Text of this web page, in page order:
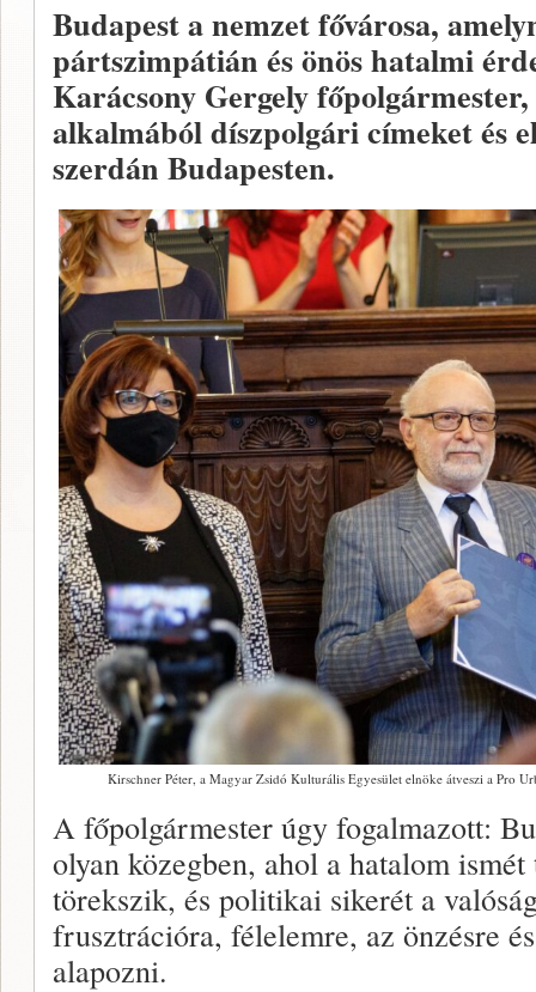
Budapest a nemzet fővárosa,
pártszimpátián és önös hatalmi
Karácsony Gergely
alkalmából díszpolgári címeket és
szerdán Budapesten.
Kirschner Péter, a Magyar Zsidó Kulturális Egyesület elnöke átveszi a Pro
A főpolgármester úgy fogalmazott:
olyan közegben, ahol a hatalom
törekszik, és politikai sikerét a
frusztrációra, félelemre, az önzésre
alapozni.